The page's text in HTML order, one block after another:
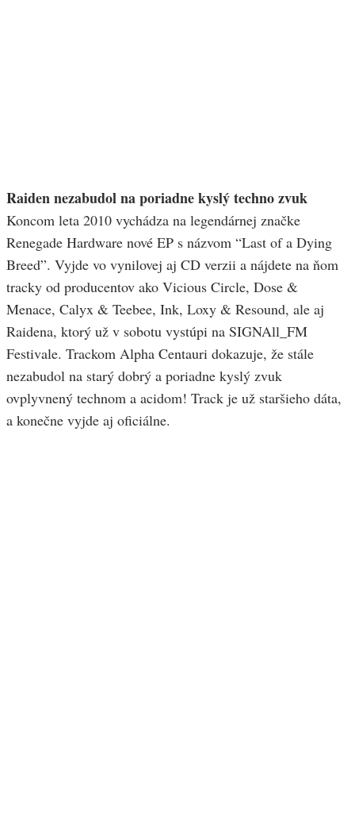
Raiden nezabudol na poriadne kyslý techno zvuk
Koncom leta 2010 vychádza na legendárnej značke
Renegade Hardware nové EP s názvom “Last of a Dying
Breed”. Vyjde vo vynilovej aj CD verzii a nájdete na ňom
tracky od producentov ako Vicious Circle, Dose &
Menace, Calyx & Teebee, Ink, Loxy & Resound, ale aj
Raidena, ktorý už v sobotu vystúpi na SIGNAll_FM
Festivale. Trackom Alpha Centauri dokazuje, že stále
nezabudol na starý dobrý a poriadne kyslý zvuk
ovplyvnený technom a acidom! Track je už staršieho dáta,
a konečne vyjde aj oficiálne.